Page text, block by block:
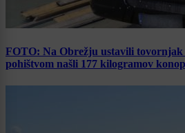
FOTO: Na Obrežju ustavili tovornjak
pohištvom našli 177 kilogramov